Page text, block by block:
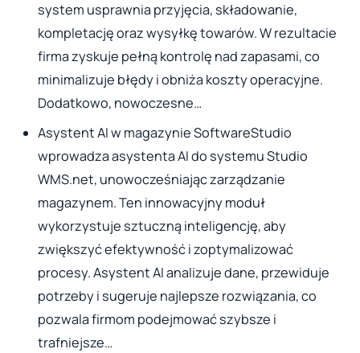
system usprawnia przyjęcia, składowanie,
kompletację oraz wysyłkę towarów. W rezultacie
firma zyskuje pełną kontrolę nad zapasami, co
minimalizuje błędy i obniża koszty operacyjne.
Dodatkowo, nowoczesne…
Asystent AI w magazynie SoftwareStudio
wprowadza asystenta AI do systemu Studio
WMS.net, unowocześniając zarządzanie
magazynem. Ten innowacyjny moduł
wykorzystuje sztuczną inteligencję, aby
zwiększyć efektywność i zoptymalizować
procesy. Asystent AI analizuje dane, przewiduje
potrzeby i sugeruje najlepsze rozwiązania, co
pozwala firmom podejmować szybsze i
trafniejsze…